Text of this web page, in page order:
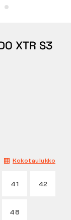
XTR S3
Kokotaulukko
41 42
48